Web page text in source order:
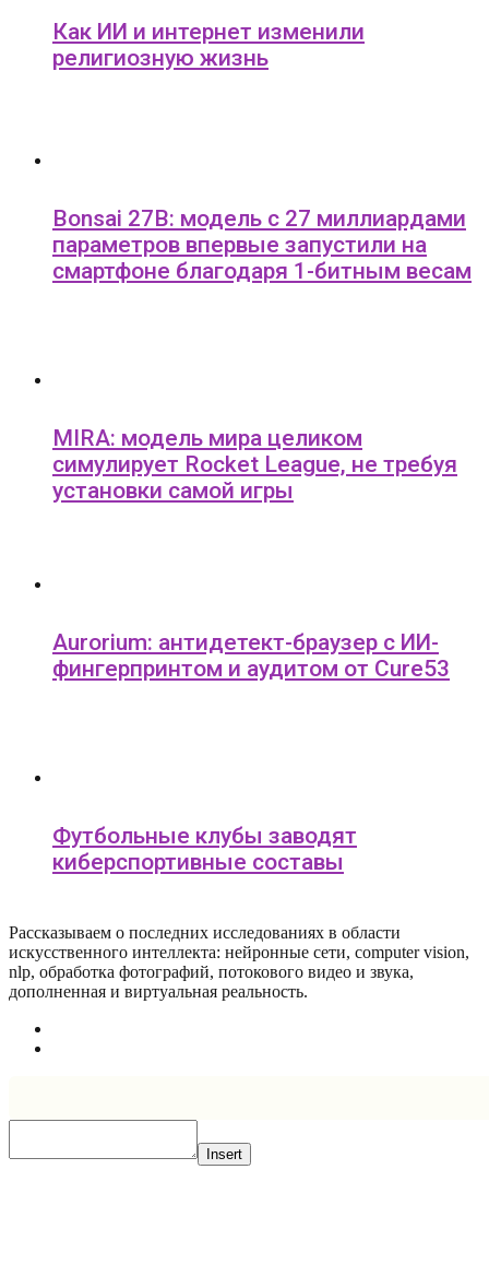
Как ИИ и интернет изменили
религиозную жизнь
Bonsai 27B: модель с 27 миллиардами
параметров впервые запустили на
смартфоне благодаря 1-битным весам
MIRA: модель мира целиком
симулирует Rocket League, не требуя
установки самой игры
Aurorium: антидетект-браузер с ИИ-
фингерпринтом и аудитом от Cure53
Футбольные клубы заводят
киберспортивные составы
Рассказываем о последних исследованиях в области
искусcтвенного интеллекта: нейронные сети, computer vision,
nlp, обработка фотографий, потокового видео и звука,
дополненная и виртуальная реальность.
Insert